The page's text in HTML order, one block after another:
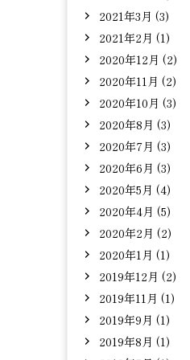
2021年3月 (3)
2021年2月 (1)
2020年12月 (2)
2020年11月 (2)
2020年10月 (3)
2020年8月 (3)
2020年7月 (3)
2020年6月 (3)
2020年5月 (4)
2020年4月 (5)
2020年2月 (2)
2020年1月 (1)
2019年12月 (2)
2019年11月 (1)
2019年9月 (1)
2019年8月 (1)